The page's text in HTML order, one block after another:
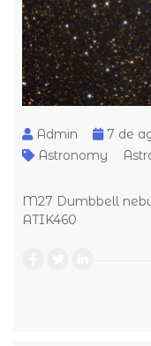
Admin 7 de
Astronomy
M27 Dumbbell
ATIK460